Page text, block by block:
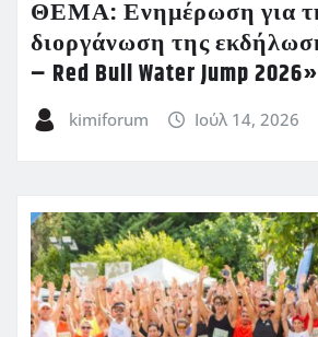
ΘΕΜΑ: Ενημέρωση για
διοργάνωση της
– Red Bull Water Jump 2026»
kimiforum Ιούλ 14, 2026